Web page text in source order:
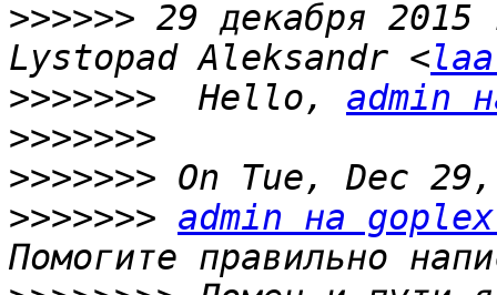
>>>>>> 29 декабря
Lystopad Aleksandr <
>>>>>>>
  Hello,
admin
>>>>>>>
>>>>>>>
>>>>>>> admin на